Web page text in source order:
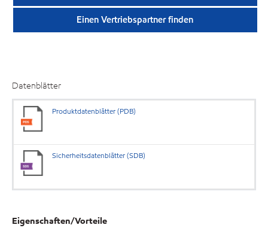
Einen Vertriebspartner finden
Datenblätter
Produktdatenblätter (PDB)
Sicherheitsdatenblätter (SDB)
Eigenschaften/Vorteile